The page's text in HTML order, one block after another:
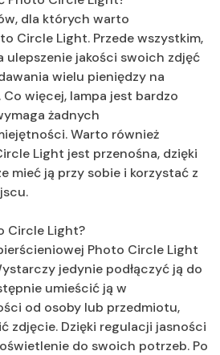
dla których warto
Circle Light. Przede wszystkim,
jakości swoich zdjęć
wielu pieniędzy na
więcej, lampa jest bardzo
żadnych
Warto również
Light jest przenośna, dzięki
mieć ją przy sobie i korzystać z
Circle Light?
Photo Circle Light
jedynie podłączyć ją do
umieścić ją w
od osoby lub przedmiotu,
zdjęcie. Dzięki regulacji jasności
do swoich potrzeb. Po